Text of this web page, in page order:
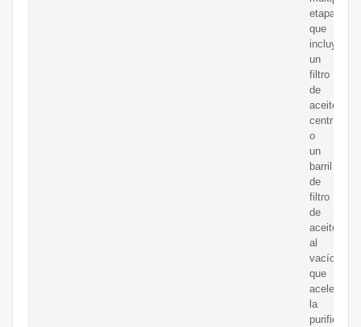
etapas,
que
incluye
un
filtro
de
aceite
centrífugo,
o
un
barril
de
filtro
de
aceite
al
vacío,
que
acelera
la